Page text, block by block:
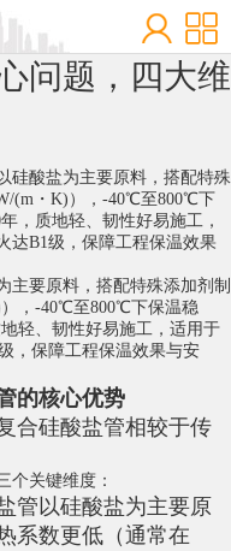
问题，四大维
硅酸盐为主要原料，搭配特殊
(m・K)），-40℃至800℃下
，质地轻、韧性好易施工，
达B1级，保障工程保温效果
主要原料，搭配特殊添加剂制
），-40℃至800℃下保温稳
轻、韧性好易施工，适用于
，保障工程保温效果与安
的核心优势
合硅酸盐管相较于传
个关键维度：
管以硅酸盐为主要原
系数更低（通常在